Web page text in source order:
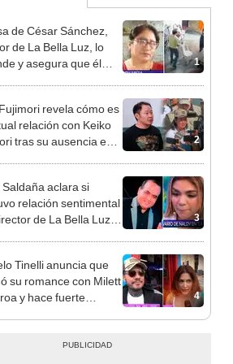
1
de César Sánchez,
de La Bella Luz, lo
y asegura que él
2
revela cómo es
relación con Keiko
tras su ausencia en
3
Saldaña aclara si
relación sentimental
de La Bella Luz
4
Tinelli anuncia que
su romance con Milett
y hace fuerte